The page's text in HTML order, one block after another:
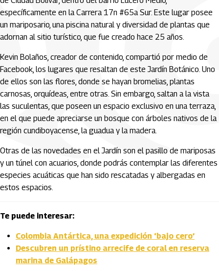
específicamente en la Carrera 17n #65a Sur. Este lugar posee
un mariposario, una piscina natural y diversidad de plantas que
adornan al sitio turístico, que fue creado hace 25 años.
Kevin Bolaños, creador de contenido, compartió por medio de
Facebook, los lugares que resaltan de este Jardín Botánico. Uno
de ellos son las flores, donde se hayan bromelias, plantas
carnosas, orquídeas, entre otras. Sin embargo, saltan a la vista
las suculentas, que poseen un espacio exclusivo en una terraza,
en el que puede apreciarse un bosque con árboles nativos de la
región cundiboyacense, la guadua y la madera.
Otras de las novedades en el Jardín son el pasillo de mariposas
y un túnel con acuarios, donde podrás contemplar las diferentes
especies acuáticas que han sido rescatadas y albergadas en
estos espacios.
Te puede interesar:
Colombia Antártica, una expedición ‘bajo cero’
Descubren un prístino arrecife de coral en reserva
marina de Galápagos